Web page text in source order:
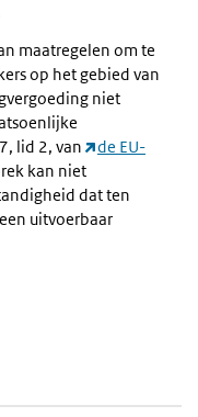
maatregelen om te
op het gebied van
niet
lid 2, van
de EU-
kan niet
dat ten
uitvoerbaar